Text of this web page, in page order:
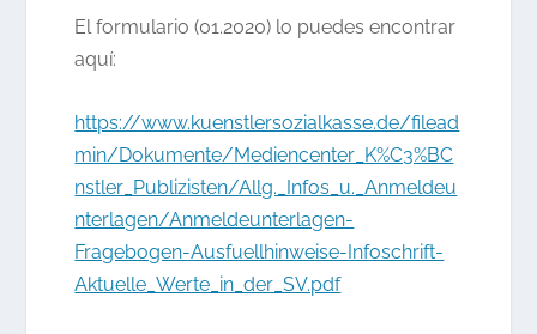
El formulario (01.2020) lo puedes encontrar
aquí:
https://www.kuenstlersozialkasse.de/filead
min/Dokumente/Mediencenter_K%C3%BC
nstler_Publizisten/Allg._Infos_u._Anmeldeu
nterlagen/Anmeldeunterlagen-
Fragebogen-Ausfuellhinweise-Infoschrift-
Aktuelle_Werte_in_der_SV.pdf